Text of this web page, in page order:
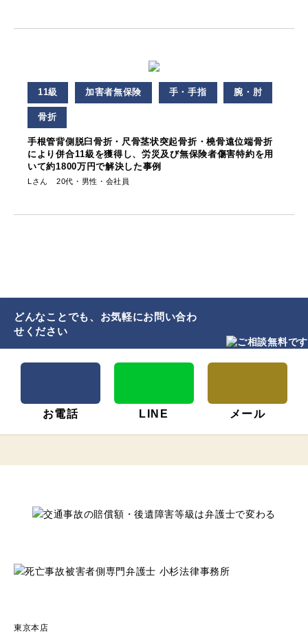
11級 加害者無保険 手・手指 腕・肘
骨折
手根管背側脱臼骨折・尺骨茎状突起骨折・橈骨遠位端骨折
により併合11級を獲得し、労災及び無保険者傷害特約を用
いて約1800万円で解決した事例
Lさん 20代・男性・会社員
どんなことでも、お気軽にお問い合わ
せください
お電話 LINE メール
東京本店